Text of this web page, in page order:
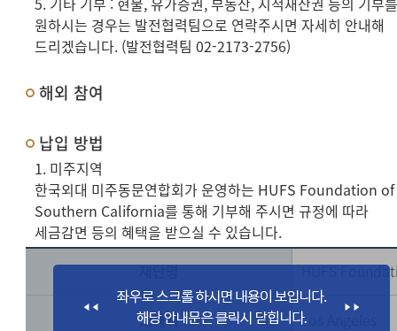
원하시는 경우는 발전협력팀으로 연락주시면 자세히 안내해
드리겠습니다. (발전협력팀 02-2173-2756)
해외 참여
납입 방법
1. 미주지역
한국외대 미주동문연합회가 운영하는 HUFS Foundation of
Southern California를 통해 기부해 주시면 규정에 따라
세금감면 등의 혜택을 받으실 수 있습니다.
재단명
HUFS
소재지 Los Angeles